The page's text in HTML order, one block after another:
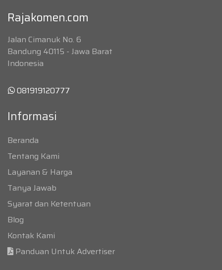
Rajakomen.com
Jalan Cimanuk No. 6
Bandung 40115 - Jawa Barat
Indonesia
081919120777
Informasi
Beranda
Tentang Kami
Layanan & Harga
Tanya Jawab
Syarat dan Ketentuan
Blog
Kontak Kami
Panduan Untuk Advertiser